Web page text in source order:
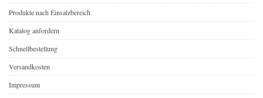
Produkte nach Einsatzbereich
Katalog anfordern
Schnellbestellung
Versandkosten
Impressum